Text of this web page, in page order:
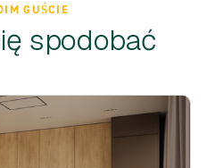
GUŚCIE
spodobać